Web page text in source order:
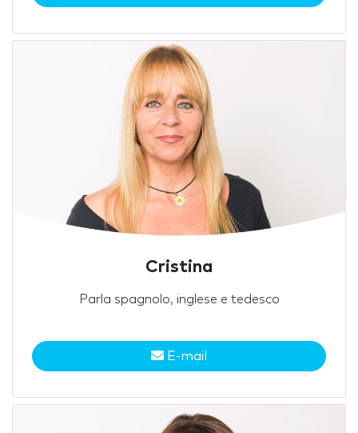
Cristina
Parla spagnolo, inglese e tedesco
E-mail